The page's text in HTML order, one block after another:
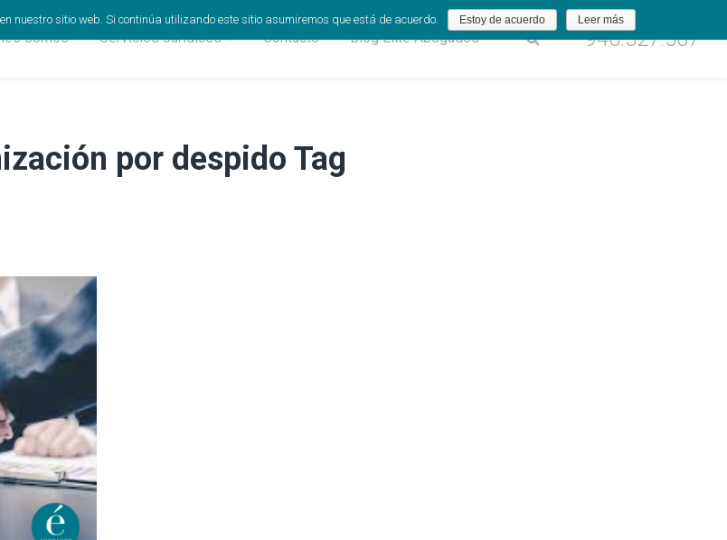
somos Servicios Jurídicos Contacto Blog Élite Abogados 946.527.587
por despido Tag
nuestro sitio web. Si continúa utilizando este sitio asumiremos que está de acuerdo. Estoy de acuerdo Leer más